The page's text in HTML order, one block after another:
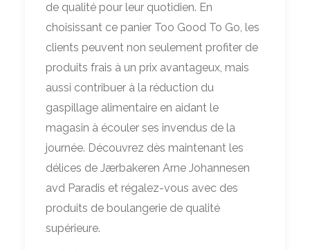
de qualité pour leur quotidien. En
choisissant ce panier Too Good To Go, les
clients peuvent non seulement profiter de
produits frais à un prix avantageux, mais
aussi contribuer à la réduction du
gaspillage alimentaire en aidant le
magasin à écouler ses invendus de la
journée. Découvrez dès maintenant les
délices de Jærbakeren Arne Johannesen
avd Paradis et régalez-vous avec des
produits de boulangerie de qualité
supérieure.